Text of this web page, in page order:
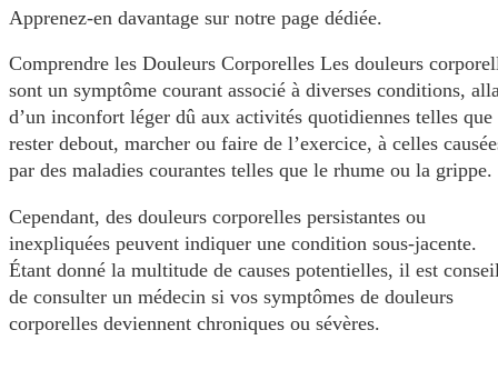
Apprenez-en davantage sur notre page dédiée.
Comprendre les Douleurs Corporelles Les douleurs
sont un symptôme courant associé à diverses conditions,
d’un inconfort léger dû aux activités quotidiennes telles que
rester debout, marcher ou faire de l’exercice, à celles
par des maladies courantes telles que le rhume ou la grippe.
Cependant, des douleurs corporelles persistantes ou
inexpliquées peuvent indiquer une condition sous-jacente.
Étant donné la multitude de causes potentielles, il est
de consulter un médecin si vos symptômes de douleurs
corporelles deviennent chroniques ou sévères.